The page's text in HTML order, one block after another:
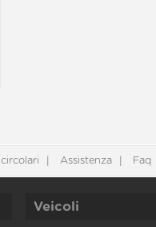
Assistenza Faq
Veicoli